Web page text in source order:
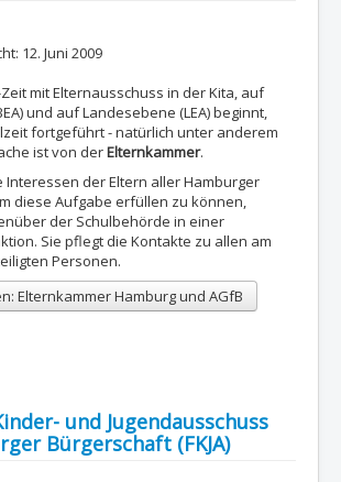
12. Juni 2009
mit Elternausschuss in der Kita, auf
und auf Landesebene (LEA) beginnt,
fortgeführt - natürlich unter anderem
ist von derElternkammer.
Interessen der Eltern aller Hamburger
diese Aufgabe erfüllen zu können,
der Schulbehörde in einer
Sie pflegt die Kontakte zu allen am
Personen.
Elternkammer Hamburg und AGfB
und Jugendausschuss
Bürgerschaft (FKJA)